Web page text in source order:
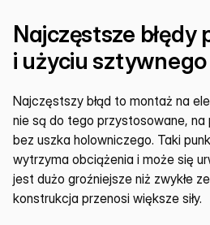
Najczęstsze
i użyciu
Najczęstszy błąd to montaż na
nie są do tego przystosowane, na
bez uszka holowniczego. Taki
wytrzyma obciążenia i może się
jest dużo groźniejsze niż zwykłe
konstrukcja przenosi większe siły.